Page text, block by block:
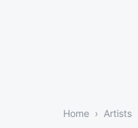
Home Artists